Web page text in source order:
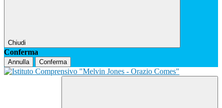
Chiudi
Conferma
Annulla Conferma